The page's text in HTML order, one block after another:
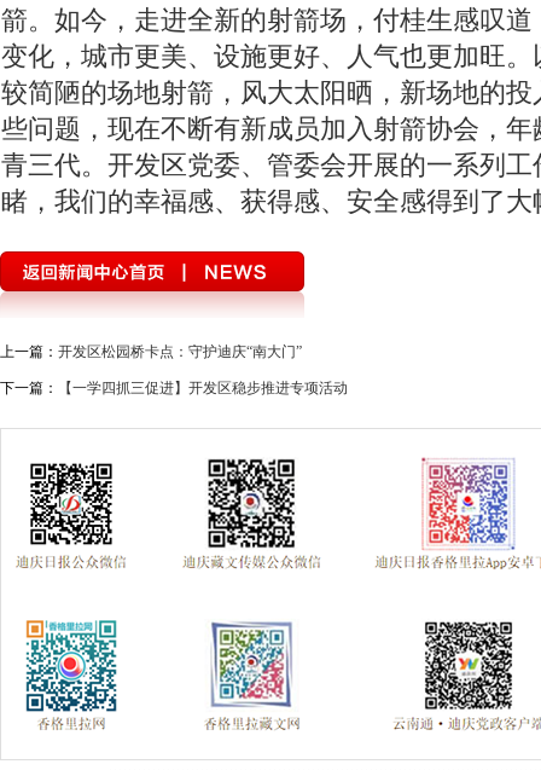
箭。如今，走进全新的射箭场，付桂生感叹
变化，城市更美、设施更好、人气也更加旺
较简陋的场地射箭，风大太阳晒，新场地的
些问题，现在不断有新成员加入射箭协会，
青三代。开发区党委、管委会开展的一系列
睹，我们的幸福感、获得感、安全感得到了大
上一篇： 开发区松园桥卡点：守护迪庆“南大门”
下一篇： 【一学四抓三促进】开发区稳步推进专项活动